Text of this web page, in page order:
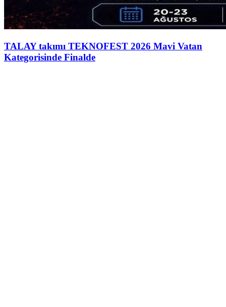
TALAY takımı TEKNOFEST 2026 Mavi Vatan
Kategorisinde Finalde